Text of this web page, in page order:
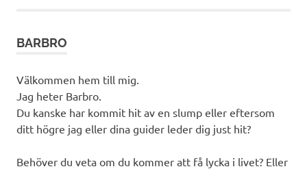
BARBRO
Välkommen hem till mig.
Jag heter Barbro.
Du kanske har kommit hit av en slump eller eftersom
ditt högre jag eller dina guider leder dig just hit?
Behöver du veta om du kommer att få lycka i livet? Eller